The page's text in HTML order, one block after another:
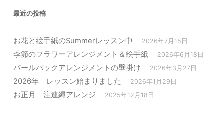
最近の投稿
お花と絵手紙のSummerレッスン中 2026年7月15日
季節のフラワーアレンジメント＆絵手紙 2026年6月18日
パールバックアレンジメントの壁掛け 2026年3月27日
2026年 レッスン始まりました 2026年1月29日
お正月 注連縄アレンジ 2025年12月18日